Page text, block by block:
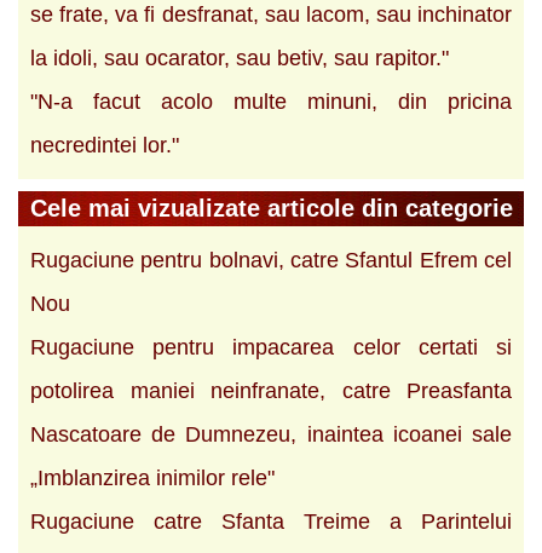
se frate, va fi desfranat, sau lacom, sau inchinator
la idoli, sau ocarator, sau betiv, sau rapitor."
"N-a facut acolo multe minuni, din pricina
necredintei lor."
Cele mai vizualizate articole din categorie
Rugaciune pentru bolnavi, catre Sfantul Efrem cel
Nou
Rugaciune pentru impacarea celor certati si
potolirea maniei neinfranate, catre Preasfanta
Nascatoare de Dumnezeu, inaintea icoanei sale
„Imblanzirea inimilor rele"
Rugaciune catre Sfanta Treime a Parintelui